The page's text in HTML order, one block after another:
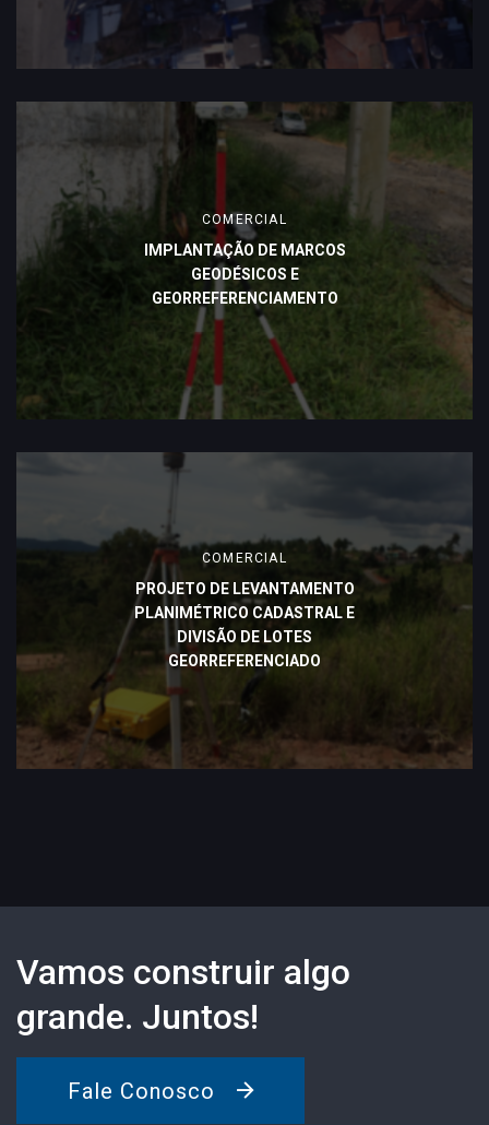
COMERCIAL
IMPLANTAÇÃO DE MARCOS
GEODÉSICOS E
GEORREFERENCIAMENTO
COMERCIAL
PROJETO DE LEVANTAMENTO
PLANIMÉTRICO CADASTRAL E
DIVISÃO DE LOTES
GEORREFERENCIADO
Vamos construir algo
grande. Juntos!
Fale Conosco